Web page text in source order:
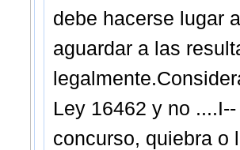
debe hacerse lugar
aguardar a las
Ley 16462 y no
concurso, quiebra o